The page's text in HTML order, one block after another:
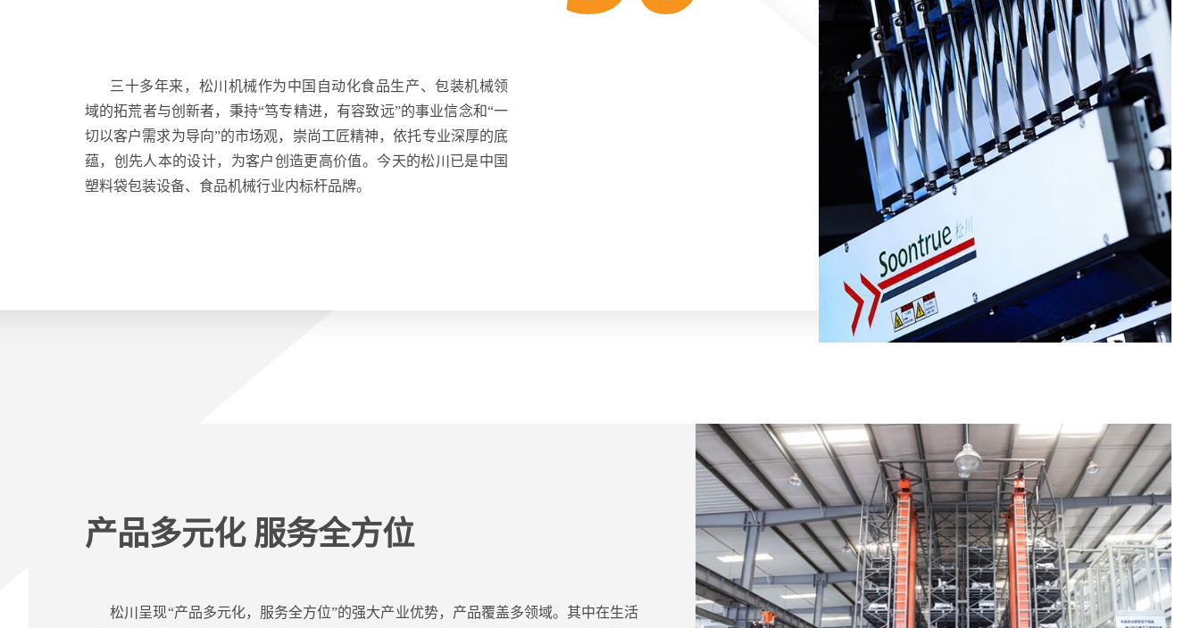
三十多年来，松川机械作为中国自动化食品生产、包装机械领
域的拓荒者与创新者，秉持“笃专精进，有容致远”的事业信念和“一
切以客户需求为导向”的市场观，崇尚工匠精神，依托专业深厚的底
蕴，创先人本的设计，为客户创造更高价值。今天的松川已是中国
塑料袋包装设备、食品机械行业内标杆品牌。
产品多元化 服务全方位
松川呈现“产品多元化，服务全方位”的强大产业优势，产品覆盖多领域。其中在生活